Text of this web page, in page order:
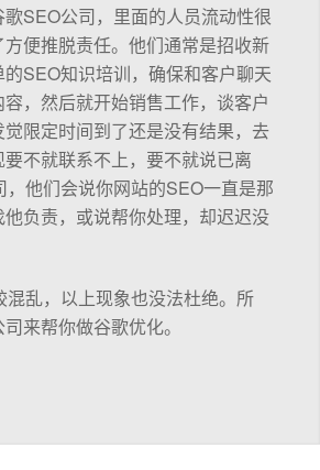
SEO公司，里面的人员流动性很
便推脱责任。他们通常是招收新
SEO知识培训，确保和客户聊天
，然后就开始销售工作，谈客户
限定时间到了还是没有结果，去
不就联系不上，要不就说已离
他们会说你网站的SEO一直是那
负责，或说帮你处理，却迟迟没
混乱，以上现象也没法杜绝。所
来帮你做谷歌优化。